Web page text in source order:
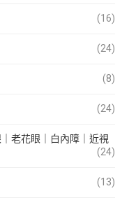
(16)
(24)
(8)
(24)
老花眼｜白內障｜近視
(24)
(13)